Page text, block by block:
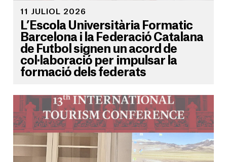
11 JULIOL 2026
L’Escola Universitària Formatic
Barcelona i la Federació Catalana
de Futbol signen un acord de
col·laboració per impulsar la
formació dels federats